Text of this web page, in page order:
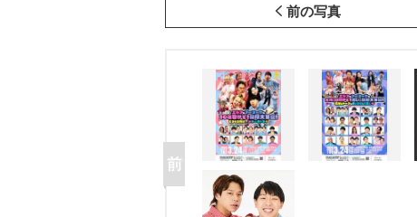
前の写真